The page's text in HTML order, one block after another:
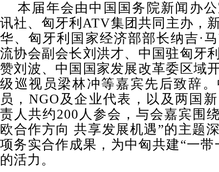
本届年会由中国国务院新闻办
讯社、匈牙利ATV集团共同主办，
华、匈牙利国家经济部部长纳吉·
流协会副会长刘洪才、中国驻匈牙
赞刘波、中国国家发展改革委区域
级巡视员梁林冲等嘉宾先后致辞
员，NGO及企业代表，以及两国
责人共约200人参会，与会嘉宾围
欧合作方向 共享发展机遇”的主题
项务实合作成果，为中匈共建“一带
的活力。